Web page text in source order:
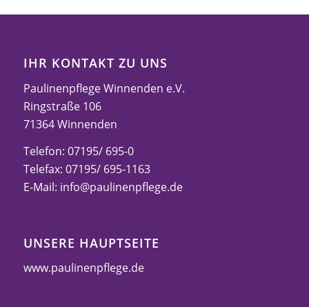
IHR KONTAKT ZU UNS
Paulinenpflege Winnenden e.V.
Ringstraße 106
71364 Winnenden
Telefon: 07195/ 695-0
Telefax: 07195/ 695-1163
E-Mail: info@paulinenpflege.de
UNSERE HAUPTSEITE
www.paulinenpflege.de